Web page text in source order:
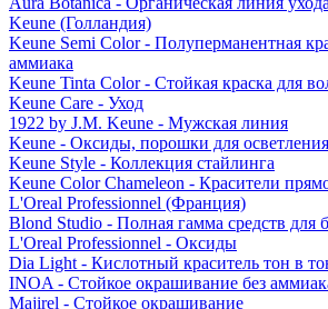
Keune (Голландия)
Keune Semi Color - Полуперманентная
аммиака
Keune Tinta Color - Стойкая краска для
Keune Care - Уход
1922 by J.M. Keune - Мужская линия
Keune - Оксиды, порошки для осветления
Keune Style - Коллекция стайлинга
Keune Color Chameleon - Красители
L'Oreal Professionnel (Франция)
Blond Studio - Полная гамма средств для
L'Oreal Professionnel - Оксиды
Dia Light - Кислотный краситель тон в
INOA - Стойкое окрашивание без
Majirel - Стойкое окрашивание